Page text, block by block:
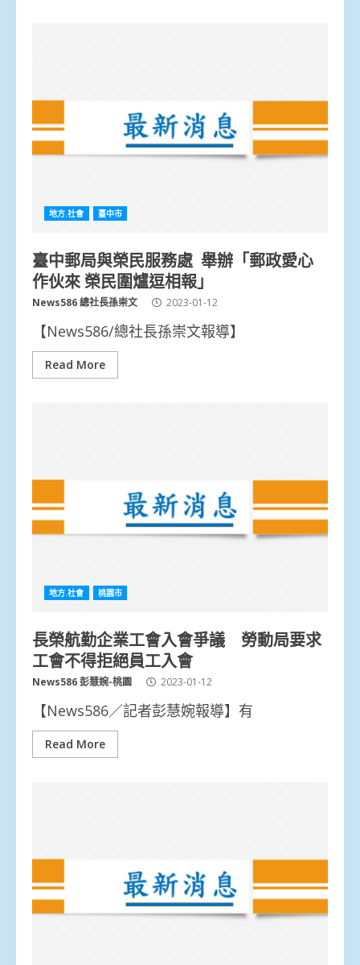
地方.社會 臺中市
臺中郵局與榮民服務處 舉辦「郵政愛心
作伙來 榮民圍爐逗相報」
News586 總社長孫崇文 2023-01-12
【News586/總社長孫崇文報導】
Read More
地方.社會 桃園市
長榮航勤企業工會入會爭議 勞動局要求
工會不得拒絕員工入會
News586 彭慧婉-桃園 2023-01-12
【News586／記者彭慧婉報導】有
Read More